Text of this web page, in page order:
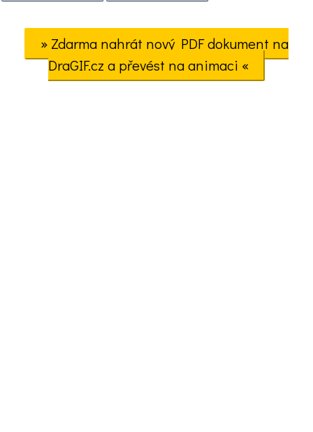
» Zdarma nahrát nový PDF dokument na
DraGIF.cz a převést na animaci «